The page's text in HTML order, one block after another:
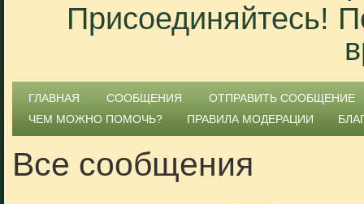
Присоединяйтесь!
ГЛАВНАЯ СООБЩЕНИЯ
ОТПРАВИТЬ СООБЩЕНИЕ
ЧЕМ МОЖНО ПОМОЧЬ?
ПРАВИЛА МОДЕРАЦИИ
Все сообщения